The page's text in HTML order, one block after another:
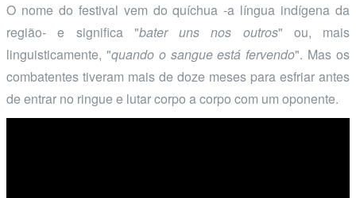
O nome do festival vem do quíchua -a língua indígena da
região- e significa "bater uns nos outros" ou, mais
linguisticamente, "quando o sangue está fervendo". Mas os
combatentes tiveram mais de doze meses para esfriar antes
de entrar no ringue e lutar corpo a corpo com um oponente.